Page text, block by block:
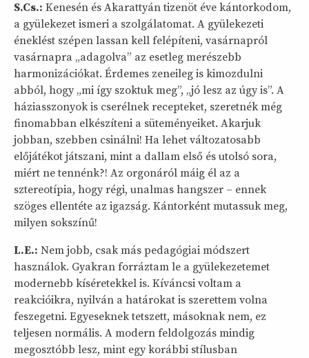
S.Cs.: Kenesén és Akarattyán tizenöt éve kántorkodom,
a gyülekezet ismeri a szolgálatomat. A gyülekezeti
éneklést szépen lassan kell felépíteni, vasárnapról
vasárnapra „adagolva” az esetleg merészebb
harmonizációkat. Érdemes zeneileg is kimozdulni
abból, hogy „mi így szoktuk meg”, „jó lesz az úgy is”. A
háziasszonyok is cserélnek recepteket, szeretnék még
finomabban elkészíteni a süteményeiket. Akarjuk
jobban, szebben csinálni! Ha lehet változatosabb
előjátékot játszani, mint a dallam első és utolsó sora,
miért ne tennénk?! Az orgonáról máig él az a
sztereotípia, hogy régi, unalmas hangszer – ennek
szöges ellentéte az igazság. Kántorként mutassuk meg,
milyen sokszínű!
L.E.: Nem jobb, csak más pedagógiai módszert
használok. Gyakran forráztam le a gyülekezetemet
modernebb kíséretekkel is. Kíváncsi voltam a
reakcióikra, nyilván a határokat is szerettem volna
feszegetni. Egyeseknek tetszett, másoknak nem, ez
teljesen normális. A modern feldolgozás mindig
megosztóbb lesz, mint egy korábbi stílusban